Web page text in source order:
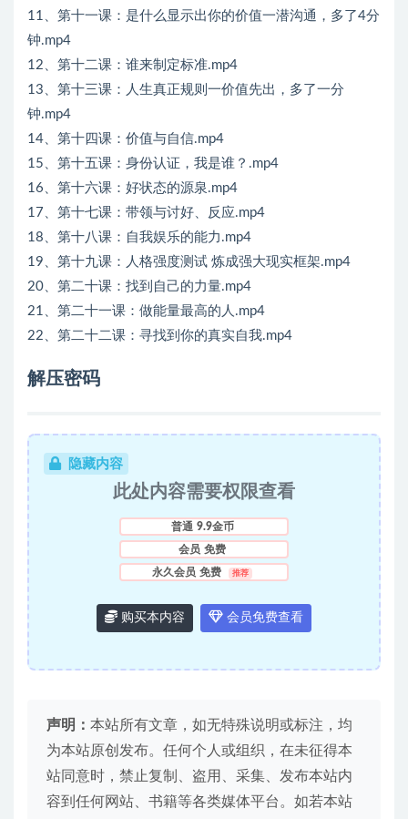
11、第十一课：是什么显示出你的价值一潜沟通，多了4分
钟.mp4
12、第十二课：谁来制定标准.mp4
13、第十三课：人生真正规则一价值先出，多了一分
钟.mp4
14、第十四课：价值与自信.mp4
15、第十五课：身份认证，我是谁？.mp4
16、第十六课：好状态的源泉.mp4
17、第十七课：带领与讨好、反应.mp4
18、第十八课：自我娱乐的能力.mp4
19、第十九课：人格强度测试 炼成强大现实框架.mp4
20、第二十课：找到自己的力量.mp4
21、第二十一课：做能量最高的人.mp4
22、第二十二课：寻找到你的真实自我.mp4
解压密码
隐藏内容
此处内容需要权限查看
普通 9.9金币
会员 免费
永久会员 免费 推荐
购买本内容 会员免费查看
声明： 本站所有文章，如无特殊说明或标注，均
为本站原创发布。任何个人或组织，在未征得本
站同意时，禁止复制、盗用、采集、发布本站内
容到任何网站、书籍等各类媒体平台。如若本站